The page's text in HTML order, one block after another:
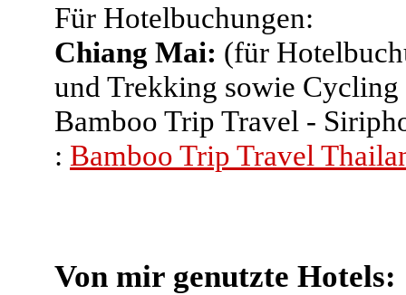
Für Hotelbuchungen:
Chiang Mai: (für
und Trekking sowie Cycling
Bamboo Trip Travel -
: Bamboo Trip Travel
Von mir genutzte Hotels: